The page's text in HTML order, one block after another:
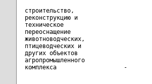
  строительство,
  реконструкцию и
  техническое
  переоснащение
  животноводческих,
  птицеводческих и
  других объектов
  агропромышленного